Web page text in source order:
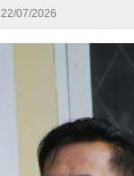
22/07/2026